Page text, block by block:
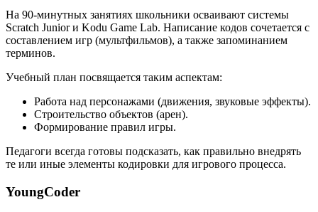
На 90-минутных занятиях школьники осваивают системы
Scratch Junior и Kodu Game Lab. Написание кодов сочетается с
составлением игр (мультфильмов), а также запоминанием
терминов.
Учебный план посвящается таким аспектам:
Работа над персонажами (движения, звуковые эффекты).
Строительство объектов (арен).
Формирование правил игры.
Педагоги всегда готовы подсказать, как правильно внедрять
те или иные элементы кодировки для игрового процесса.
YoungCoder